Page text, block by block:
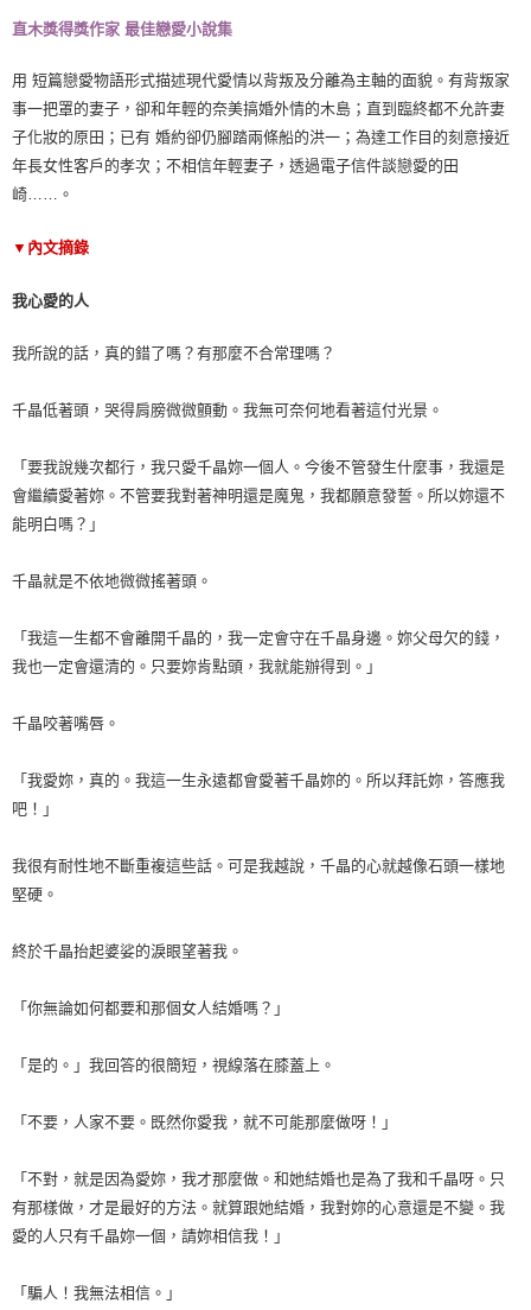
直木獎得獎作家 最佳戀愛小說集
用 短篇戀愛物語形式描述現代愛情以背叛及分離為主軸的面貌。有背叛家
事一把罩的妻子，卻和年輕的奈美搞婚外情的木島；直到臨終都不允許妻
子化妝的原田；已有 婚約卻仍腳踏兩條船的洪一；為達工作目的刻意接近
年長女性客戶的孝次；不相信年輕妻子，透過電子信件談戀愛的田
崎……。
▼內文摘錄
我心愛的人
我所說的話，真的錯了嗎？有那麼不合常理嗎？
千晶低著頭，哭得肩膀微微顫動。我無可奈何地看著這付光景。
「要我說幾次都行，我只愛千晶妳一個人。今後不管發生什麼事，我還是
會繼續愛著妳。不管要我對著神明還是魔鬼，我都願意發誓。所以妳還不
能明白嗎？」
千晶就是不依地微微搖著頭。
「我這一生都不會離開千晶的，我一定會守在千晶身邊。妳父母欠的錢，
我也一定會還清的。只要妳肯點頭，我就能辦得到。」
千晶咬著嘴唇。
「我愛妳，真的。我這一生永遠都會愛著千晶妳的。所以拜託妳，答應我
吧！」
我很有耐性地不斷重複這些話。可是我越說，千晶的心就越像石頭一樣地
堅硬。
終於千晶抬起婆娑的淚眼望著我。
「你無論如何都要和那個女人結婚嗎？」
「是的。」我回答的很簡短，視線落在膝蓋上。
「不要，人家不要。既然你愛我，就不可能那麼做呀！」
「不對，就是因為愛妳，我才那麼做。和她結婚也是為了我和千晶呀。只
有那樣做，才是最好的方法。就算跟她結婚，我對妳的心意還是不變。我
愛的人只有千晶妳一個，請妳相信我！」
「騙人！我無法相信。」